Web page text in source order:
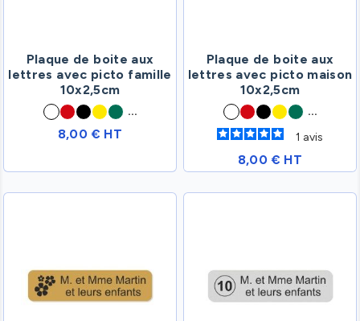
Plaque de boite aux
lettres avec picto famille
10x2,5cm
...
8,00 € HT
Plaque de boite aux
lettres avec picto maison
10x2,5cm
...
1 avis
8,00 € HT